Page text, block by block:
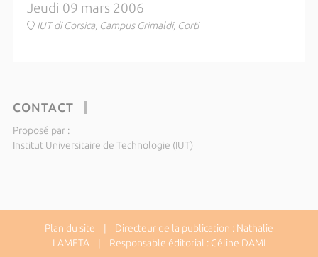
Jeudi 09 mars 2006
IUT di Corsica, Campus Grimaldi, Corti
CONTACT
Proposé par :
Institut Universitaire de Technologie (IUT)
Plan du site | Directeur de la publication : Nathalie
LAMETA | Responsable éditorial : Céline DAMI